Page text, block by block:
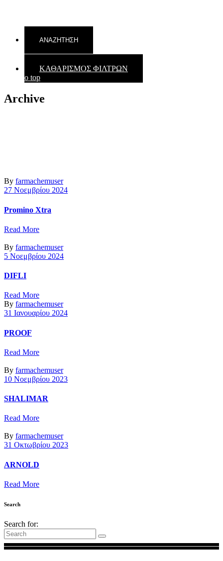
ΚΑΘΑΡΙΣΜΟΣ ΦΙΛΤΡΩΝ
Back to top
Archive
By farmachemuser
27 Νοεμβρίου 2024
Promino Xtra
Read More
By farmachemuser
5 Νοεμβρίου 2024
DIFLI
Read More
By farmachemuser
31 Ιανουαρίου 2024
PROOF
Read More
By farmachemuser
10 Νοεμβρίου 2023
SHALIMAR
Read More
By farmachemuser
31 Οκτωβρίου 2023
ARNOLD
Read More
Search
Search for: